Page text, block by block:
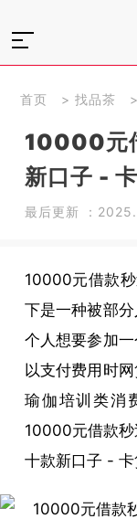
首页 > 找品茶 >
10000元
新口子 -
最后更新 ：
10000元借款
下是一种被部
个人想要参加
以支付费用时
瑜伽培训类消
10000元借款
十款新口子 - 卡